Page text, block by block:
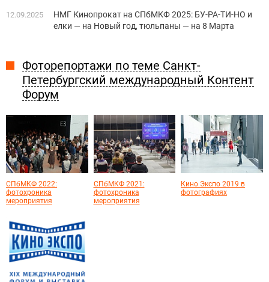
12.09.2025
НМГ Кинопрокат на СПбМКФ 2025: БУ-РА-ТИ-НО и
елки — на Новый год, тюльпаны — на 8 Марта
Фоторепортажи по теме Санкт-
Петербургский международный Контент
Форум
СПбМКФ 2022:
фотохроника
мероприятия
СПбМКФ 2021:
фотохроника
мероприятия
Кино Экспо 2019 в
фотографиях